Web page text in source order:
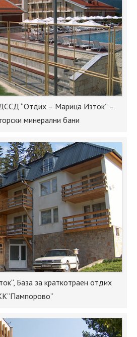
“Отдих – Марица Изток” –
минерални бани
База за краткотраен отдих